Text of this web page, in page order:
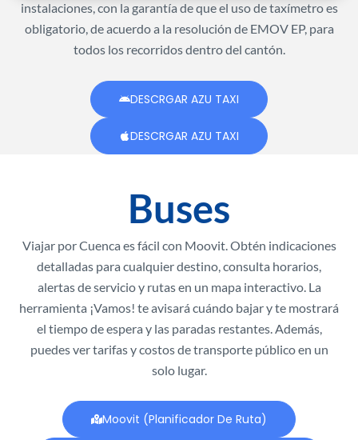
instalaciones, con la garantía de que el uso de taxímetro es
obligatorio, de acuerdo a la resolución de EMOV EP, para
todos los recorridos dentro del cantón.
DESCRGAR AZU TAXI
DESCRGAR AZU TAXI
Buses
Viajar por Cuenca es fácil con Moovit. Obtén indicaciones
detalladas para cualquier destino, consulta horarios,
alertas de servicio y rutas en un mapa interactivo. La
herramienta ¡Vamos! te avisará cuándo bajar y te mostrará
el tiempo de espera y las paradas restantes. Además,
puedes ver tarifas y costos de transporte público en un
solo lugar.
Moovit (Planificador De Ruta)